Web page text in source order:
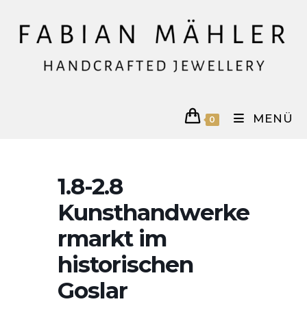
Inhalt
springen
0 MENÜ
1.8-2.8
Kunsthandwerke
rmarkt im
historischen
Goslar